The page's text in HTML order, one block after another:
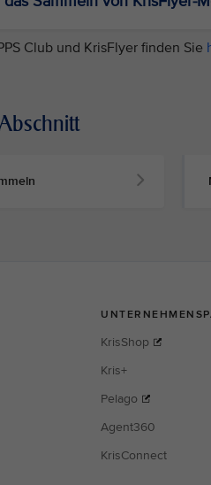
Club und KrisFlyer finden Sie